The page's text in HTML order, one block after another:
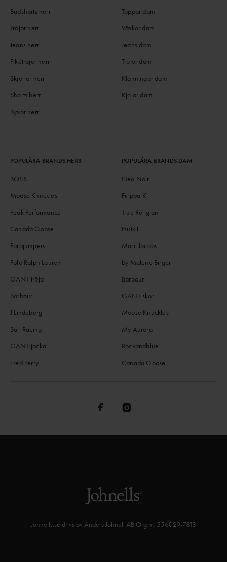
Badshorts herr
Tröjor herr
Jeans herr
Pikétröjor herr
Skjortor herr
Shorts herr
Byxor herr
Toppar dam
Väskor dam
Jeans dam
Tröjor dam
Klänningar dam
Kjolar dam
POPULÄRA BRANDS HERR
BOSS
Moose Knuckles
Peak Performance
Canada Goose
Parajumpers
Polo Ralph Lauren
GANT tröja
Barbour
J.Lindeberg
Sail Racing
GANT jacka
Fred Perry
POPULÄRA BRANDS DAM
Neo Noir
Filippa K
True Religion
Inuikii
Marc Jacobs
by Malene Birger
Barbour
GANT skor
Moose Knuckles
My Aurora
Rockandblue
Canada Goose
Johnells.se drivs av Anders Johnell AB Org nr. 556029-7813